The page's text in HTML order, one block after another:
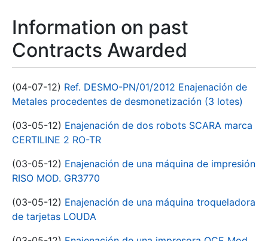
Information on past
Contracts Awarded
(04-07-12) Ref. DESMO-PN/01/2012 Enajenación de
Metales procedentes de desmonetización (3 lotes)
(03-05-12) Enajenación de dos robots SCARA marca
CERTILINE 2 RO-TR
(03-05-12) Enajenación de una máquina de impresión
RISO MOD. GR3770
(03-05-12) Enajenación de una máquina troqueladora
de tarjetas LOUDA